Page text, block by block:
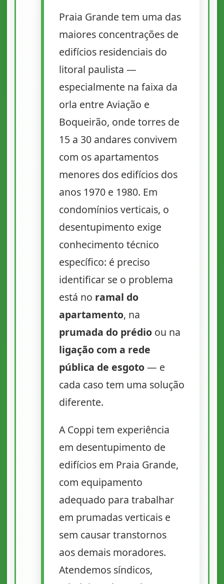
Praia Grande tem uma das
maiores concentrações de
edifícios residenciais do
litoral paulista —
especialmente na faixa da
orla entre Aviação e
Boqueirão, onde torres de
15 a 30 andares convivem
com os apartamentos
menores dos edifícios dos
anos 1970 e 1980. Em
condomínios verticais, o
desentupimento exige
conhecimento técnico
específico: é preciso
identificar se o problema
está no ramal do
apartamento, na
prumada do prédioou na
ligação com a rede
pública de esgoto— e
cada caso tem uma solução
diferente.
A Coppi tem experiência
em desentupimento de
edifícios em Praia Grande,
com equipamento
adequado para trabalhar
em prumadas verticais e
sem causar transtornos
aos demais moradores.
Atendemos síndicos,